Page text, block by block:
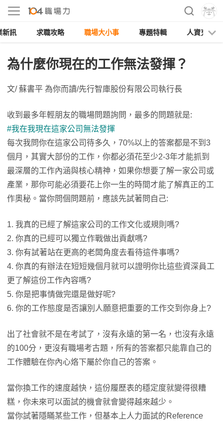
新訊 求職攻略 職場大小事 專題特輯 人資充電
為什麼你現在的工作無法發揮？
文/ 蘇書平 為你而讀/先行智庫股份有限公司執行長
收到最多年輕朋友的職場問題詢問，最多的問題就是:
#我在我現在這家公司無法發揮
每次我問你在這家公司待多久，70%以上的答案都是不到3
個月，其實大部份的工作，你都必須花至少2-3年才能抓到
最深層的工作內涵與核心精神，如果你想要了解一家公司或
產業，那你可能必須要花上你一生的時間才能了解真正的工
作奧秘。當你問個問題前，應該先試著問自己:
1. 我真的已經了解這家公司的工作文化或規則嗎?
2. 你真的已經可以獨立作戰做出貢獻嗎?
3. 你有試著站在更高的老闆角度去看待這件事嗎?
4. 你真的有辦法在短短幾個月就可以證明你比這些資深員工
更了解這份工作內容嗎?
5. 你是把事情做完還是做好呢?
6. 你的工作態度是否讓別人願意把重要的工作交到你身上?
出了社會就不是在考試了，沒有永遠的第一名，也沒有永遠
的100分，更沒有職場考古題，所有的答案都只能靠自己的
工作體驗在你內心烙下屬於你自己的答案。
當你換工作的速度越快，這份履歷表的穩定度就變得很糟
糕，你未來可以面試的機會就會變得越來越少。
當你試著隱瞞某些工作，但基本上人力面試的Reference